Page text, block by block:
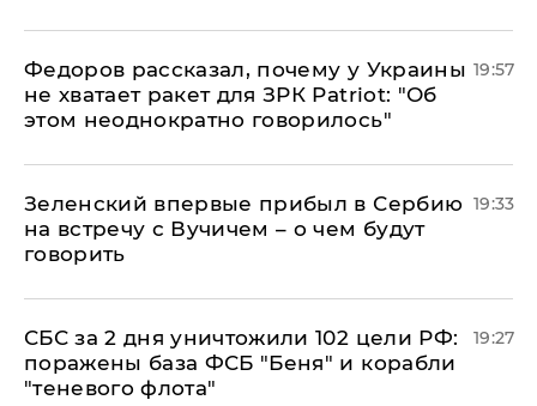
Федоров рассказал, почему у Украины
не хватает ракет для ЗРК Patriot: "Об
этом неоднократно говорилось"
19:57
Зеленский впервые прибыл в Сербию
на встречу с Вучичем – о чем будут
говорить
19:33
СБС за 2 дня уничтожили 102 цели РФ:
поражены база ФСБ "Беня" и корабли
"теневого флота"
19:27